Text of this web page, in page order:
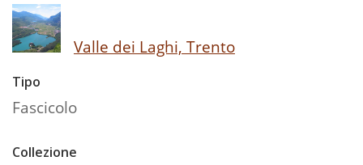
Valle dei Laghi, Trento
Tipo
Fascicolo
Collezione